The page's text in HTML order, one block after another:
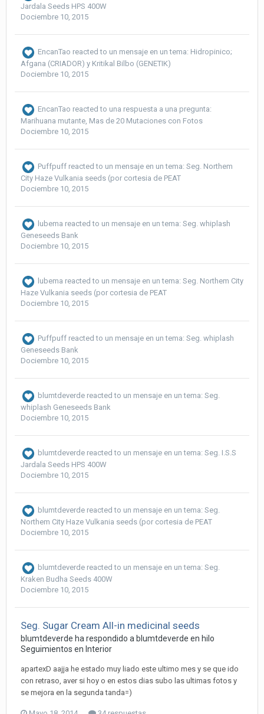
Jardala Seeds HPS 400W
Dociembre 10, 2015
EncanTao reacted to un mensaje en un tema: Hidropinico;
Afgana (CRIADOR) y Kritikal Bilbo (GENETIK)
Dociembre 10, 2015
EncanTao reacted to una respuesta a una pregunta:
Marihuana mutante, Mas de 20 Mutaciones con Fotos
Dociembre 10, 2015
Puffpuff reacted to un mensaje en un tema: Seg. Northem
City Haze Vulkania seeds (por cortesia de PEAT
Dociembre 10, 2015
lubema reacted to un mensaje en un tema: Seg. whiplash
Geneseeds Bank
Dociembre 10, 2015
lubema reacted to un mensaje en un tema: Seg. Northem City
Haze Vulkania seeds (por cortesia de PEAT
Dociembre 10, 2015
Puffpuff reacted to un mensaje en un tema: Seg. whiplash
Geneseeds Bank
Dociembre 10, 2015
blumtdeverde reacted to un mensaje en un tema: Seg.
whiplash Geneseeds Bank
Dociembre 10, 2015
blumtdeverde reacted to un mensaje en un tema: Seg. I.S.S
Jardala Seeds HPS 400W
Dociembre 10, 2015
blumtdeverde reacted to un mensaje en un tema: Seg.
Northem City Haze Vulkania seeds (por cortesia de PEAT
Dociembre 10, 2015
blumtdeverde reacted to un mensaje en un tema: Seg.
Kraken Budha Seeds 400W
Dociembre 10, 2015
Seg. Sugar Cream All-in medicinal seeds
blumtdeverde ha respondido a blumtdeverde en hilo
Seguimientos en Interior
apartexD aajja he estado muy liado este ultimo mes y se que ido
con retraso, aver si hoy o en estos dias subo las ultimas fotos y
se mejora en la segunda tanda=)